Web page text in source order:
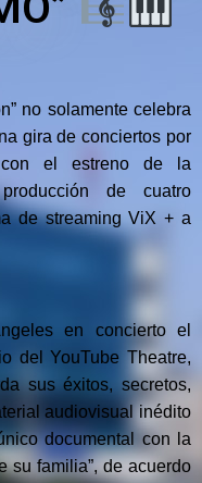
no solamente celebra
gira de conciertos por
con el estreno de la
de cuatro
de streaming ViX + a
en concierto el
del YouTube Theatre,
sus éxitos, secretos,
audiovisual inédito
documental con la
su familia”, de acuerdo